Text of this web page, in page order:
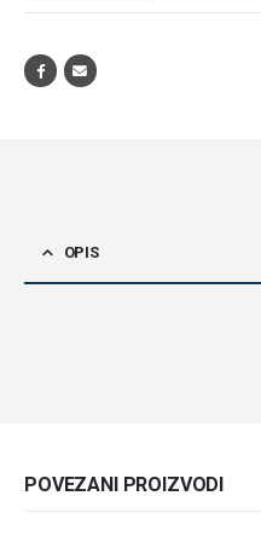
OPIS
POVEZANI PROIZVODI